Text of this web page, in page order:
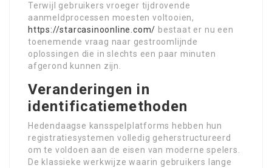
Terwijl gebruikers vroeger tijdrovende
aanmeldprocessen moesten voltooien,
https://starcasinoonline.com/ bestaat er nu een
toenemende vraag naar gestroomlijnde
oplossingen die in slechts een paar minuten
afgerond kunnen zijn.
Veranderingen in
identificatiemethoden
Hedendaagse kansspelplatforms hebben hun
registratiesystemen volledig geherstructureerd
om te voldoen aan de eisen van moderne spelers.
De klassieke werkwijze waarin gebruikers lange